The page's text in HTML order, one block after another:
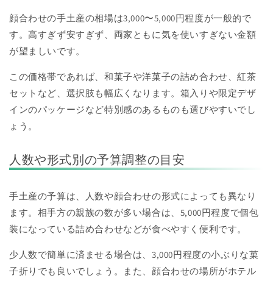
顔合わせの手土産の相場は3,000〜5,000円程度が一般的で
す。高すぎず安すぎず、両家ともに気を使いすぎない金額
が望ましいです。
この価格帯であれば、和菓子や洋菓子の詰め合わせ、紅茶
セットなど、選択肢も幅広くなります。箱入りや限定デザ
インのパッケージなど特別感のあるものも選びやすいでし
ょう。
人数や形式別の予算調整の目安
手土産の予算は、人数や顔合わせの形式によっても異なり
ます。相手方の親族の数が多い場合は、5,000円程度で個包
装になっている詰め合わせなどが食べやすく便利です。
少人数で簡単に済ませる場合は、3,000円程度の小ぶりな菓
子折りでも良いでしょう。また、顔合わせの場所がホテル